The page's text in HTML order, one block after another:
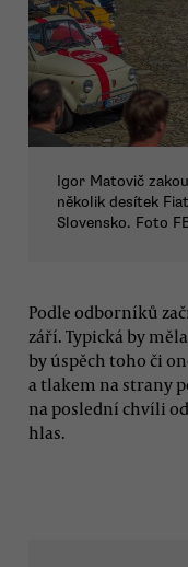
Igor Matovič
několik desítek
Slovensko. Foto
Podle odborníků
září. Typická by
by úspěch toho či
a tlakem na strany
na poslední chvíli
hlas.